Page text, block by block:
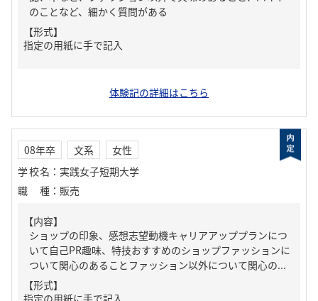
のことなど、細かく質問がある
【形式】
指定の用紙に手で記入
体験記の詳細はこちら
08年卒 文系
女性
学校名 ： 実践女子短期大学
職種 ： 販売
【内容】
ショップの印象、感想志望動機キャリアアッププランにつ
いて自己PR趣味、特技おすすめのショップファッションに
ついて関心のあることファッション以外について関心の...
【形式】
指定の用紙に手で記入